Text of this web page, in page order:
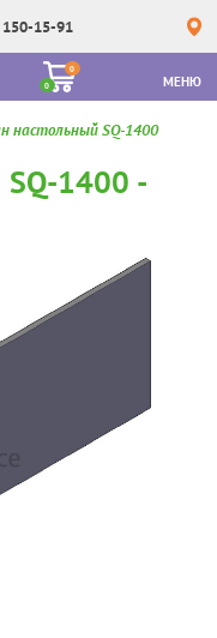
150-15-91
0
0
МЕНЮ
настольный SQ-1400
1400 -